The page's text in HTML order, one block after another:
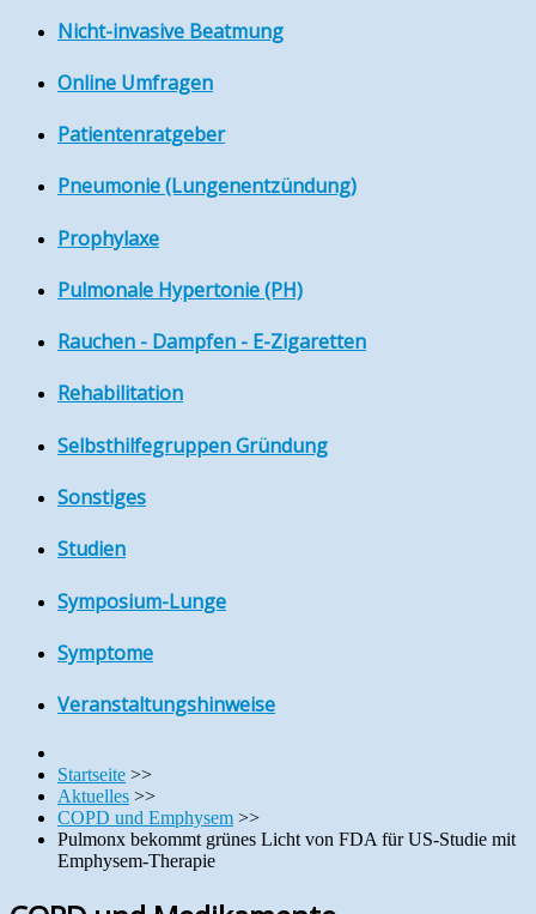
Nicht-invasive Beatmung
Online Umfragen
Patientenratgeber
Pneumonie (Lungenentzündung)
Prophylaxe
Pulmonale Hypertonie (PH)
Rauchen - Dampfen - E-Zigaretten
Rehabilitation
Selbsthilfegruppen Gründung
Sonstiges
Studien
Symposium-Lunge
Symptome
Veranstaltungshinweise
Startseite >>
Aktuelles >>
COPD und Emphysem >>
Pulmonx bekommt grünes Licht von FDA für US-Studie mit
Emphysem-Therapie